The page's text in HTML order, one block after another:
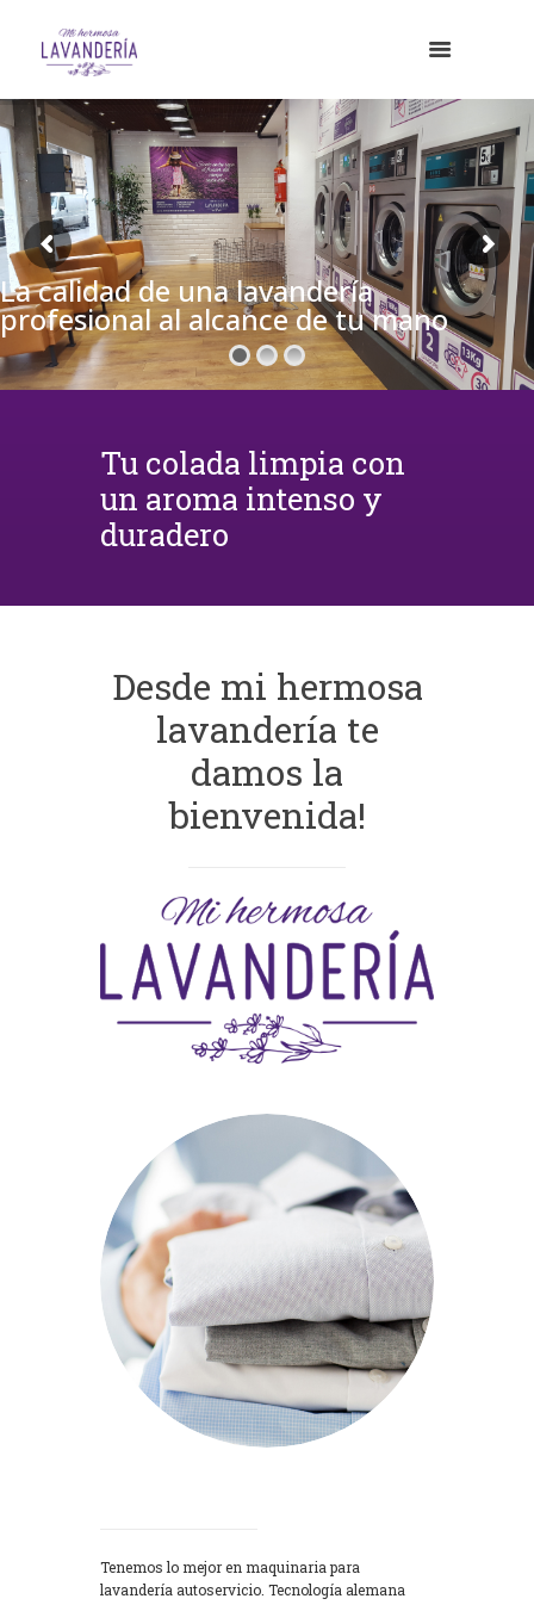
La calidad de una lavandería
profesional al alcance de tu mano
Tu colada limpia con
un aroma intenso y
duradero
Desde mi hermosa
lavandería te
damos la
bienvenida!
Tenemos lo mejor en maquinaria para
lavandería autoservicio. Tecnología alemana